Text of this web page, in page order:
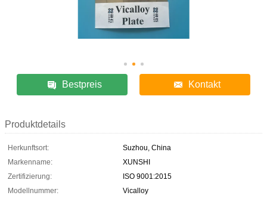
Bestpreis Kontakt
Produktdetails
Herkunftsort:
Suzhou, China
Markenname:
XUNSHI
Zertifizierung:
ISO 9001:2015
Modellnummer:
Vicalloy